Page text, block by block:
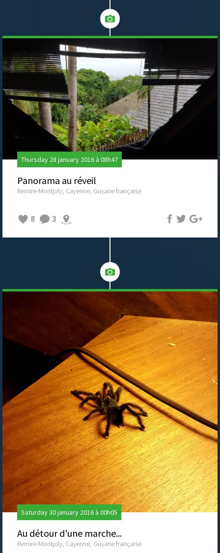
Thursday 28 january 2016 à 08h47
Panorama au réveil
Remire-Montjoly, Cayenne, Guyane française
8 3
Saturday 30 january 2016 à 00h05
Au détour d'une marche...
Remire-Montjoly, Cayenne, Guyane française